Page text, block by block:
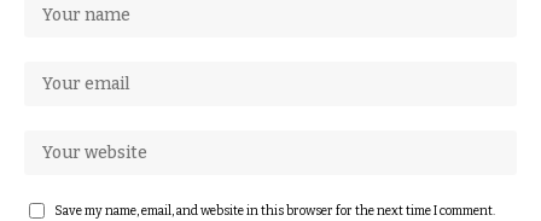
Save my name, email, and website in this browser for the next time I comment.